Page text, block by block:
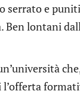
serrato e
lontani